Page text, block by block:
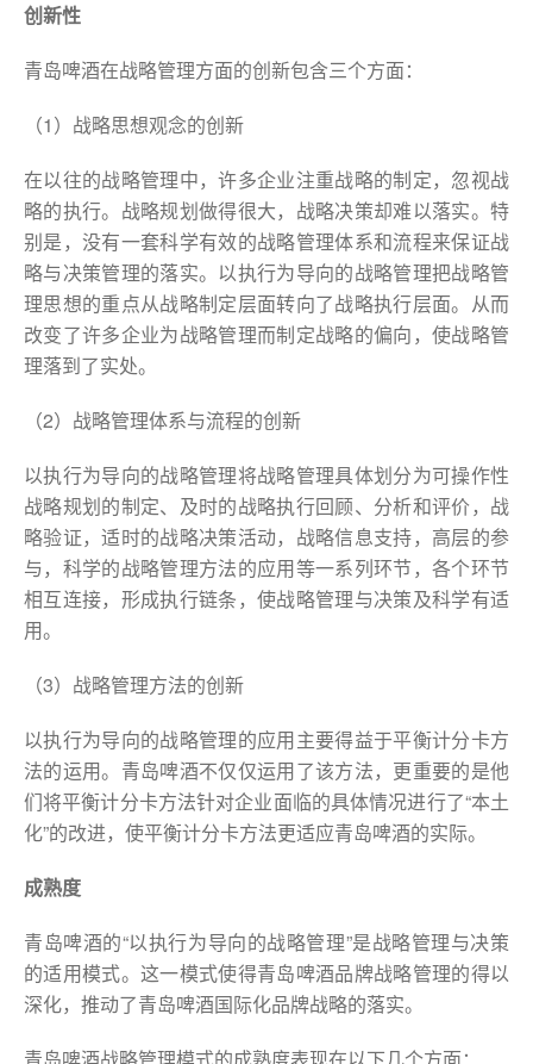
创新性
青岛啤酒在战略管理方面的创新包含三个方面：
（1）战略思想观念的创新
在以往的战略管理中，许多企业注重战略的制定，忽视战
略的执行。战略规划做得很大，战略决策却难以落实。特
别是，没有一套科学有效的战略管理体系和流程来保证战
略与决策管理的落实。以执行为导向的战略管理把战略管
理思想的重点从战略制定层面转向了战略执行层面。从而
改变了许多企业为战略管理而制定战略的偏向，使战略管
理落到了实处。
（2）战略管理体系与流程的创新
以执行为导向的战略管理将战略管理具体划分为可操作性
战略规划的制定、及时的战略执行回顾、分析和评价，战
略验证，适时的战略决策活动，战略信息支持，高层的参
与，科学的战略管理方法的应用等一系列环节，各个环节
相互连接，形成执行链条，使战略管理与决策及科学有适
用。
（3）战略管理方法的创新
以执行为导向的战略管理的应用主要得益于平衡计分卡方
法的运用。青岛啤酒不仅仅运用了该方法，更重要的是他
们将平衡计分卡方法针对企业面临的具体情况进行了“本土
化”的改进，使平衡计分卡方法更适应青岛啤酒的实际。
成熟度
青岛啤酒的“以执行为导向的战略管理”是战略管理与决策
的适用模式。这一模式使得青岛啤酒品牌战略管理的得以
深化，推动了青岛啤酒国际化品牌战略的落实。